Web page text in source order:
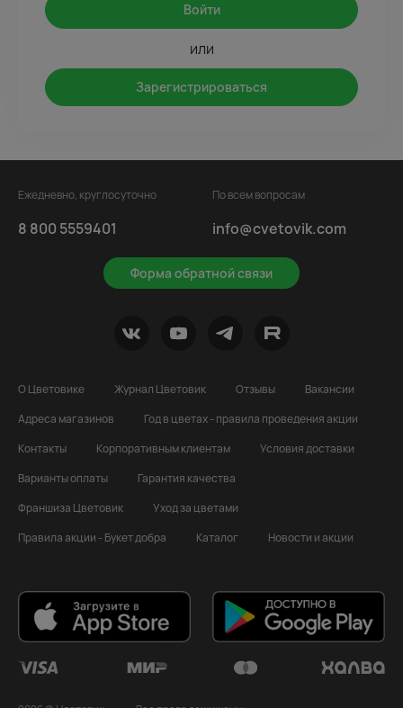
Войти
или
Зарегистрироваться
Ежедневно, круглосуточно
8 800 5559401
Форма обратной связи
По всем вопросам
info@cvetovik.com
О Цветовике Журнал Цветовик Отзывы
Вакансии
Адреса магазинов
Год в цветах - правила проведения акции
Контакты
Корпоративным клиентам
Условия доставки
Варианты оплаты
Гарантия качества
Франшиза Цветовик
Уход за цветами
Правила акции - Букет добра
Каталог Новости и акции